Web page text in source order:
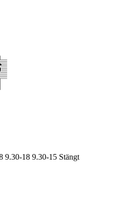
9.30-18 9.30-15 Stängt